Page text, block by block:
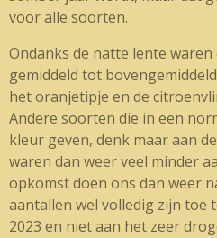
voor alle soorten.
Ondanks de natte lente
gemiddeld tot
het oranjetipje en de
Andere soorten die in een
kleur geven, denk maar aan
waren dan weer veel minder
opkomst doen ons dan weer
aantallen wel volledig zijn toe
2023 en niet aan het zeer